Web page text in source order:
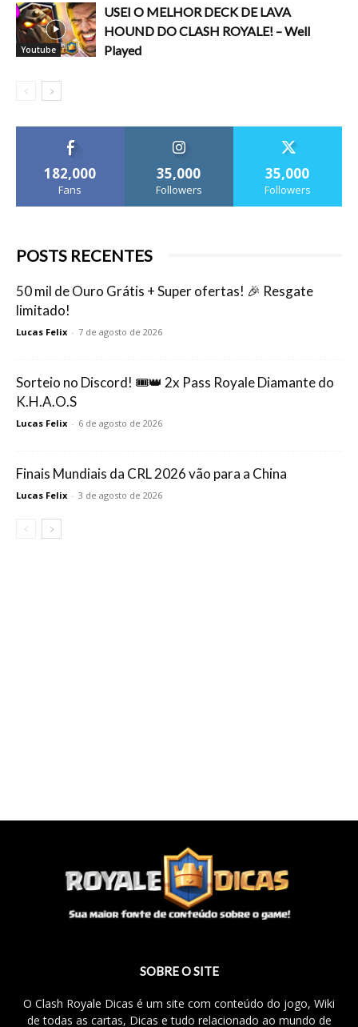
Youtube
USEI O MELHOR DECK DE LAVA
HOUND DO CLASH ROYALE! – Well
Played
182,000
Fans
35,000
Followers
35,000
Followers
POSTS RECENTES
50 mil de Ouro Grátis + Super ofertas! 🎉 Resgate
limitado!
Lucas Felix - 7 de agosto de 2026
Sorteio no Discord! 🎟️👑 2x Pass Royale Diamante do
K.H.A.O.S
Lucas Felix - 6 de agosto de 2026
Finais Mundiais da CRL 2026 vão para a China
Lucas Felix - 3 de agosto de 2026
SOBRE O SITE
O Clash Royale Dicas é um site com conteúdo do jogo, Wiki
de todas as cartas, Dicas e tudo relacionado ao mundo de